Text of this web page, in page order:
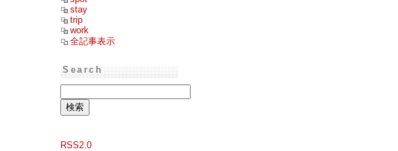
stay
trip
work
全記事表示
Search
RSS2.0